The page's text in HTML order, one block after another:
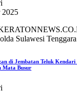
2025
Sulawesi
di Jembatan Teluk
Mata Busur